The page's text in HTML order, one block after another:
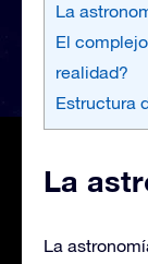
La
El
realidad?
Estructura
La
La